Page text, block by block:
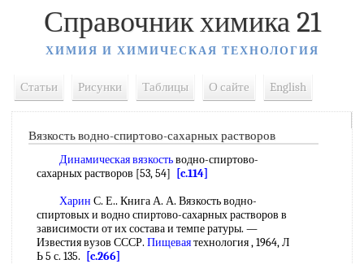
Справочник химика 21
ХИМИЯ И ХИМИЧЕСКАЯ ТЕХНОЛОГИЯ
Статьи Рисунки Таблицы О сайте English
Вязкость водно-спиртово-сахарных растворов
Динамическая вязкостьводно-спиртово-
сахарных растворов [53, 54]
[c.114]
Харин С. Е.. Книга А. А. Вязкость водно-
спиртовых и водно спиртово-сахарных растворов в
зависимости от их состава и темпе ратуры. —
Известия вузов СССР. Пищеваятехнология , 1964, Л
Ь 5 с. 135.
[c.266]